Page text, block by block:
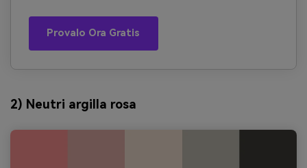
Provalo Ora Gratis
2) Neutri argilla rosa